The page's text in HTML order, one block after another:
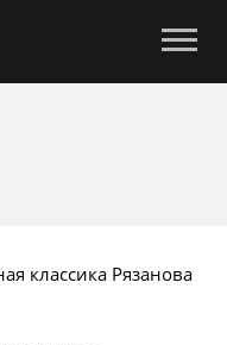
классика Рязанова